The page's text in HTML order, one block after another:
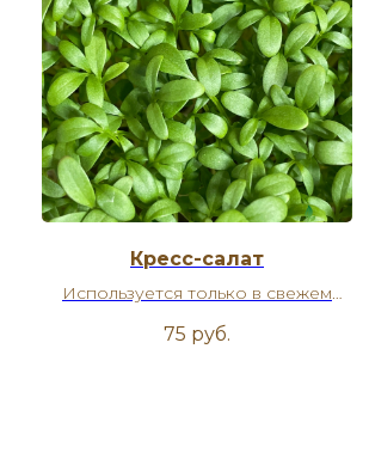
Кресс-салат
Используется только в свежем
рыбе, омлетам, подливкам и супам.
75 руб.